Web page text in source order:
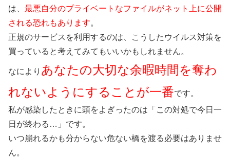
は、 最悪自分のプライベートなファイルがネット上に公開
される恐れもあります。
正規のサービスを利用するのは、こうしたウイルス対策を
買っていると考えてみてもいいかもしれません。
なにより あなたの大切な余暇時間を奪わ
れないようにすることが一番です。
私が感染したときに頭をよぎったのは「この対処で今日一
日が終わる…」です。
いつ崩れるかも分からない危ない橋を渡る必要はありませ
ん。